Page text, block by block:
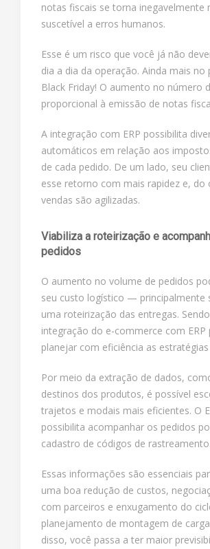
notas fiscais se torna inegavelmente
suscetível a erros humanos.
Esse é um risco que você já não
dia a dia da operação. Ainda mais no
Black Friday! O aumento no número
proporcional à emissão de notas
A integração com ERP possibilita
automáticos em relação aos
de cada pedido. De um lado, seu
esse retorno com mais rapidez e, do
vendas são agilizadas.
Viabiliza a roteirização e
pedidos
O aumento no volume de pedidos
seu custo logístico — principalmente
uma roteirização das entregas.
integração do e-commerce com ERP
planejar com eficiência as
Por meio da extração de dados,
destinos dos produtos, é possível
trajetos e modais mais eficientes. O
possibilita acompanhar os pedidos
cadastro de códigos de rastreamento.
Essas informações são essenciais
uma boa redução de custos,
com parceiros e enxugamento do
planejamento de montagem de
disso, você passa a ter maior